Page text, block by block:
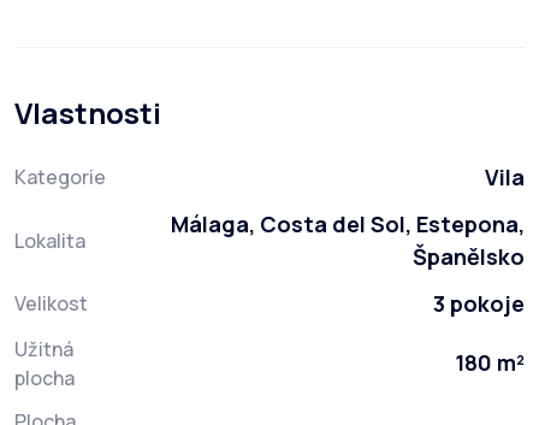
Vlastnosti
Kategorie Vila
Lokalita
Málaga, Costa del Sol, Estepona,
Španělsko
Velikost 3 pokoje
Užitná
plocha
180 m²